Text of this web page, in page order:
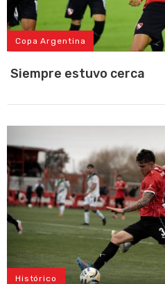
Copa Argentina
Siempre estuvo cerca
Histórico